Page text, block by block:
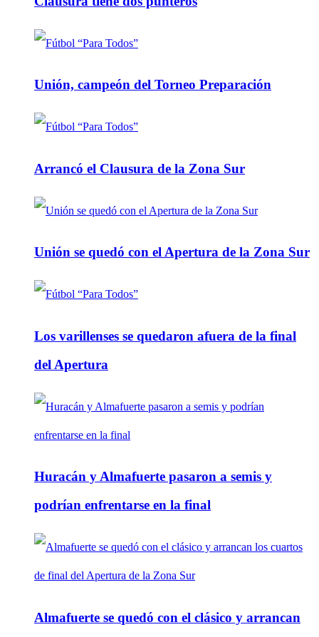
Unión, campeón del Torneo Preparación
Arrancó el Clausura de la Zona Sur
Unión se quedó con el Apertura de la Zona Sur
Los varillenses se quedaron afuera de la final
del Apertura
Huracán y Almafuerte pasaron a semis y
podrían enfrentarse en la final
Almafuerte se quedó con el clásico y arrancan